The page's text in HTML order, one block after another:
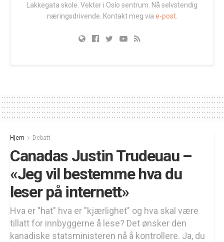
Lakkegata skole. Vekter i Oslo sentrum. Nå selvstendig
næringsdrivende. Kontakt meg via e-post.
Hjem Debatt
Canadas Justin Trudeuau –
«Jeg vil bestemme hva du
leser på internett»
Hva er "hat" hva er "kjærlighet" og hva skal være
tillatt for innbyggerne å lese? Det ønsker den
kanadiske statsministeren nå å kontrollere. Ja, du